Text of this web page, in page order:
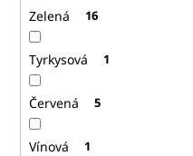
Zelená 16
Tyrkysová 1
Červená 5
Vínová 1